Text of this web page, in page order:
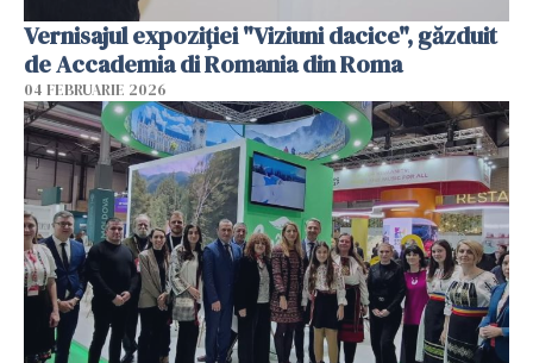
Vernisajul expoziției "Viziuni dacice", găzduit
de Accademia di Romania din Roma
04 FEBRUARIE 2026